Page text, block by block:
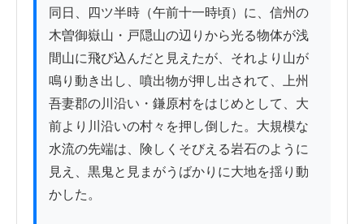
同日、四ツ半時（午前十一時頃）に、信州の
木曽御嶽山・戸隠山の辺りから光る物体が浅
間山に飛び込んだと見えたが、それより山が
鳴り動き出し、噴出物が押し出されて、上州
吾妻郡の川沿い・鎌原村をはじめとして、大
前より川沿いの村々を押し倒した。大規模な
水流の先端は、険しくそびえる岩石のように
見え、黒鬼と見まがうばかりに大地を揺り動
かした。